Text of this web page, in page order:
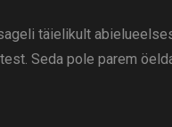
täielikult
Seda pole parem